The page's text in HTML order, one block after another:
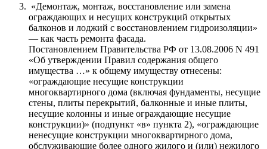
«Демонтаж, монтаж, восстановление или замена
ограждающих и несущих конструкций открытых
балконов и лоджий с восстановлением гидроизоляции»
— как часть ремонта фасада.
Постановлением Правительства РФ от 13.08.2006 N 491
«Об утверждении Правил содержания общего
имущества …» к общему имуществу отнесены:
«ограждающие несущие конструкции
многоквартирного дома (включая фундаменты, несущие
стены, плиты перекрытий, балконные и иные плиты,
несущие колонны и иные ограждающие несущие
конструкции)» (подпункт «в» пункта 2), «ограждающие
ненесущие конструкции многоквартирного дома,
обслуживающие более одного жилого и (или) нежилого